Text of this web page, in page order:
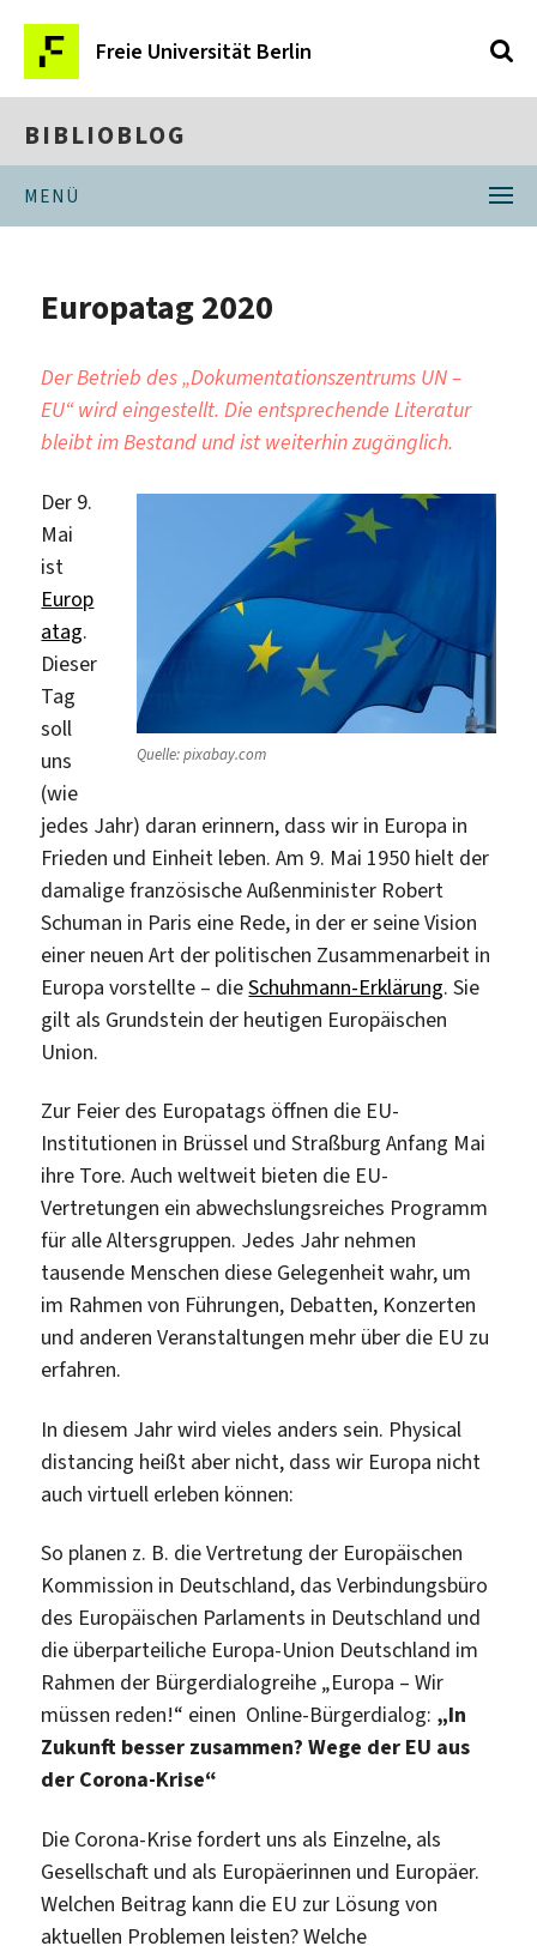
Freie Universität Berlin
BIBLIOBLOG
MENÜ
Europatag 2020
Der Betrieb des „Dokumentationszentrums UN –
EU“ wird eingestellt. Die entsprechende Literatur
bleibt im Bestand und ist weiterhin zugänglich.
Quelle: pixabay.com
Der 9.
Mai
ist
Europ
atag.
Dieser
Tag
soll
uns
(wie
jedes Jahr) daran erinnern, dass wir in Europa in
Frieden und Einheit leben. Am 9. Mai 1950 hielt der
damalige französische Außenminister Robert
Schuman in Paris eine Rede, in der er seine Vision
einer neuen Art der politischen Zusammenarbeit in
Europa vorstellte – dieSchuhmann-Erklärung. Sie
gilt als Grundstein der heutigen Europäischen
Union.
Zur Feier des Europatags öffnen die EU-
Institutionen in Brüssel und Straßburg Anfang Mai
ihre Tore. Auch weltweit bieten die EU-
Vertretungen ein abwechslungsreiches Programm
für alle Altersgruppen. Jedes Jahr nehmen
tausende Menschen diese Gelegenheit wahr, um
im Rahmen von Führungen, Debatten, Konzerten
und anderen Veranstaltungen mehr über die EU zu
erfahren.
In diesem Jahr wird vieles anders sein. Physical
distancing heißt aber nicht, dass wir Europa nicht
auch virtuell erleben können:
So planen z. B. die Vertretung der Europäischen
Kommission in Deutschland, das Verbindungsbüro
des Europäischen Parlaments in Deutschland und
die überparteiliche Europa-Union Deutschland im
Rahmen der Bürgerdialogreihe „Europa – Wir
müssen reden!“ einen Online-Bürgerdialog: „In
Zukunft besser zusammen? Wege der EU aus
der Corona-Krise“
Die Corona-Krise fordert uns als Einzelne, als
Gesellschaft und als Europäerinnen und Europäer.
Welchen Beitrag kann die EU zur Lösung von
aktuellen Problemen leisten? Welche